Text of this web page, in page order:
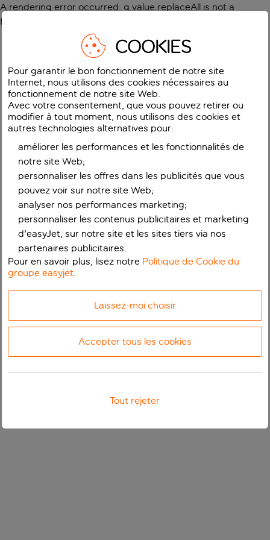
A rendering error occurred: g.value.replaceAll is not a
function
COOKIES
Pour garantir le bon fonctionnement de notre site
Internet, nous utilisons des cookies nécessaires au
fonctionnement de notre site Web.
Avec votre consentement, que vous pouvez retirer ou
modifier à tout moment, nous utilisons des cookies et
autres technologies alternatives pour:
améliorer les performances et les fonctionnalités de
notre site Web;
personnaliser les offres dans les publicités que vous
pouvez voir sur notre site Web;
analyser nos performances marketing;
personnaliser les contenus publicitaires et marketing
d'easyJet, sur notre site et les sites tiers via nos
partenaires publicitaires.
Pour en savoir plus, lisez notre Politique de Cookie du
groupe easyjet.
Laissez-moi choisir
Accepter tous les cookies
Tout rejeter